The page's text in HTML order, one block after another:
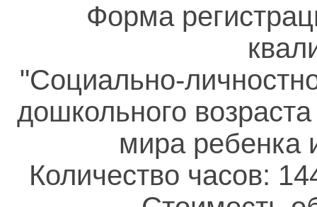
Форма
"Социально-
дошкольного
мира ребенка
Количество часов: